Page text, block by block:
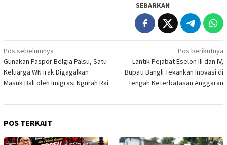
SEBARKAN
Navigasi
pos
Pos sebelumnya
Gunakan Paspor Belgia Palsu, Satu
Keluarga WN Irak Digagalkan
Masuk Bali oleh Imigrasi Ngurah Rai
Pos berikutnya
Lantik Pejabat Eselon III dan IV,
Bupati Bangli Tekankan Inovasi di
Tengah Keterbatasan Anggaran
POS TERKAIT